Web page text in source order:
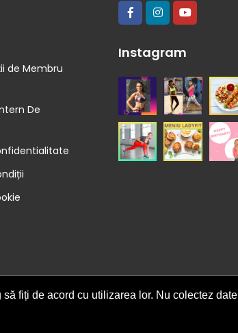
fiți de acord cu utilizarea lor. Nu colectez date
de Membru
De
Instagram